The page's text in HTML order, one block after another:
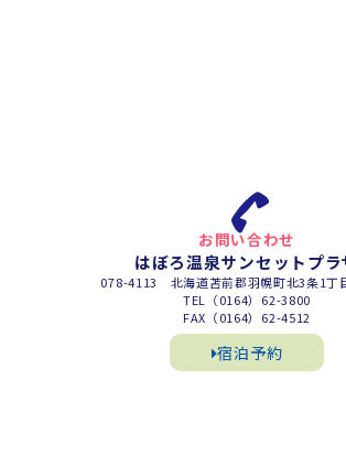
お問い合わせ
はぼろ温泉サンセットプラ
078-4113 北海道苫前郡羽幌町北3条1丁
TEL（0164）62-3800
FAX（0164）62-4512
宿泊予約